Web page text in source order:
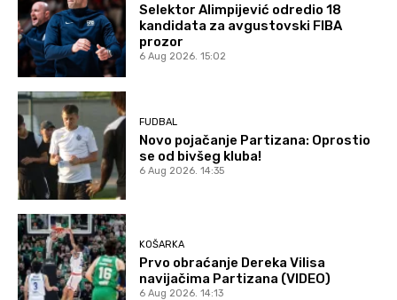
Selektor Alimpijević odredio 18
kandidata za avgustovski FIBA
prozor
6 Aug 2026. 15:02
FUDBAL
Novo pojačanje Partizana: Oprostio
se od bivšeg kluba!
6 Aug 2026. 14:35
KOŠARKA
Prvo obraćanje Dereka Vilisa
navijačima Partizana (VIDEO)
6 Aug 2026. 14:13